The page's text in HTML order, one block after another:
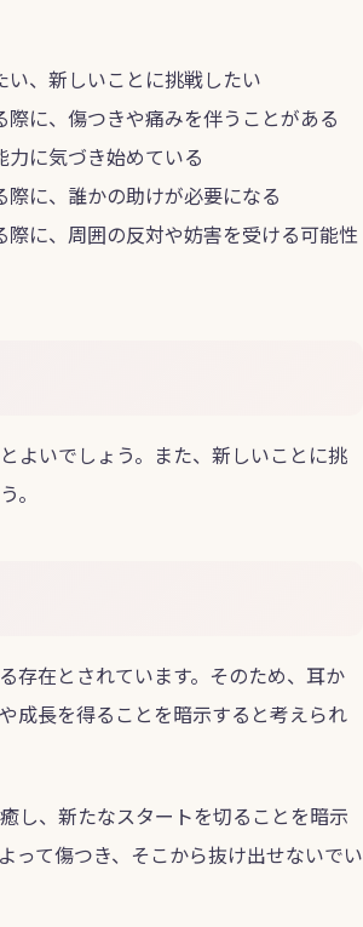
、新しいことに挑戦したい
に、傷つきや痛みを伴うことがある
に気づき始めている
に、誰かの助けが必要になる
に、周囲の反対や妨害を受ける可能性
よいでしょう。また、新しいことに挑
。
存在とされています。そのため、耳か
成長を得ることを暗示すると考えられ
し、新たなスタートを切ることを暗示
って傷つき、そこから抜け出せないでい